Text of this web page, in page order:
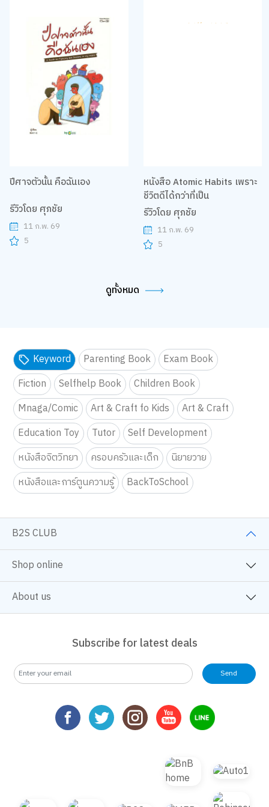
ปีศาจตัวนั้น คือฉันเอง
รีวิวโดย ศุภชัย
11 ก.พ. 69
5
หนังสือ Atomic Habits เพราะ
ชีวิตดีได้กว่าที่เป็น
รีวิวโดย ศุภชัย
11 ก.พ. 69
5
ดูทั้งหมด
Keyword Parenting Book
Exam Book
Fiction
Selfhelp Book
Children Book
Mnaga/Comic
Art & Craft fo Kids
Art & Craft
Education Toy
Tutor
Self Development
หนังสือจิตวิทยา
ครอบครัวและเด็ก
นิยายวาย
หนังสือและการ์ตูนความรู้
BackToSchool
B2S CLUB
Shop online
About us
Subscribe for latest deals
Send